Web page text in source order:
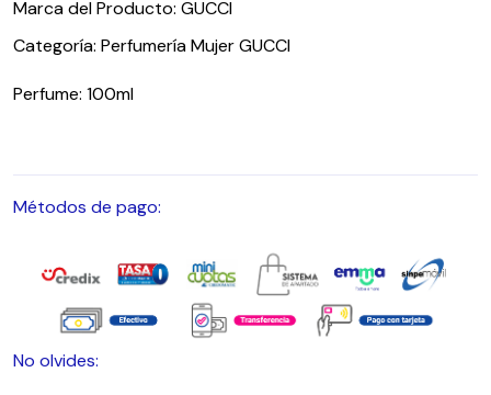
Marca del Producto: GUCCI
Categoría: Perfumería Mujer GUCCI
Perfume: 100ml
Métodos de pago:
No olvides: